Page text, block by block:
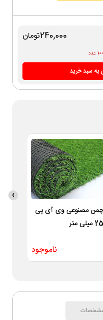
240,000تومان
به سبد خرید
چمن مصنوعی وی آی پی
25 میلی متر
ناموجود
›